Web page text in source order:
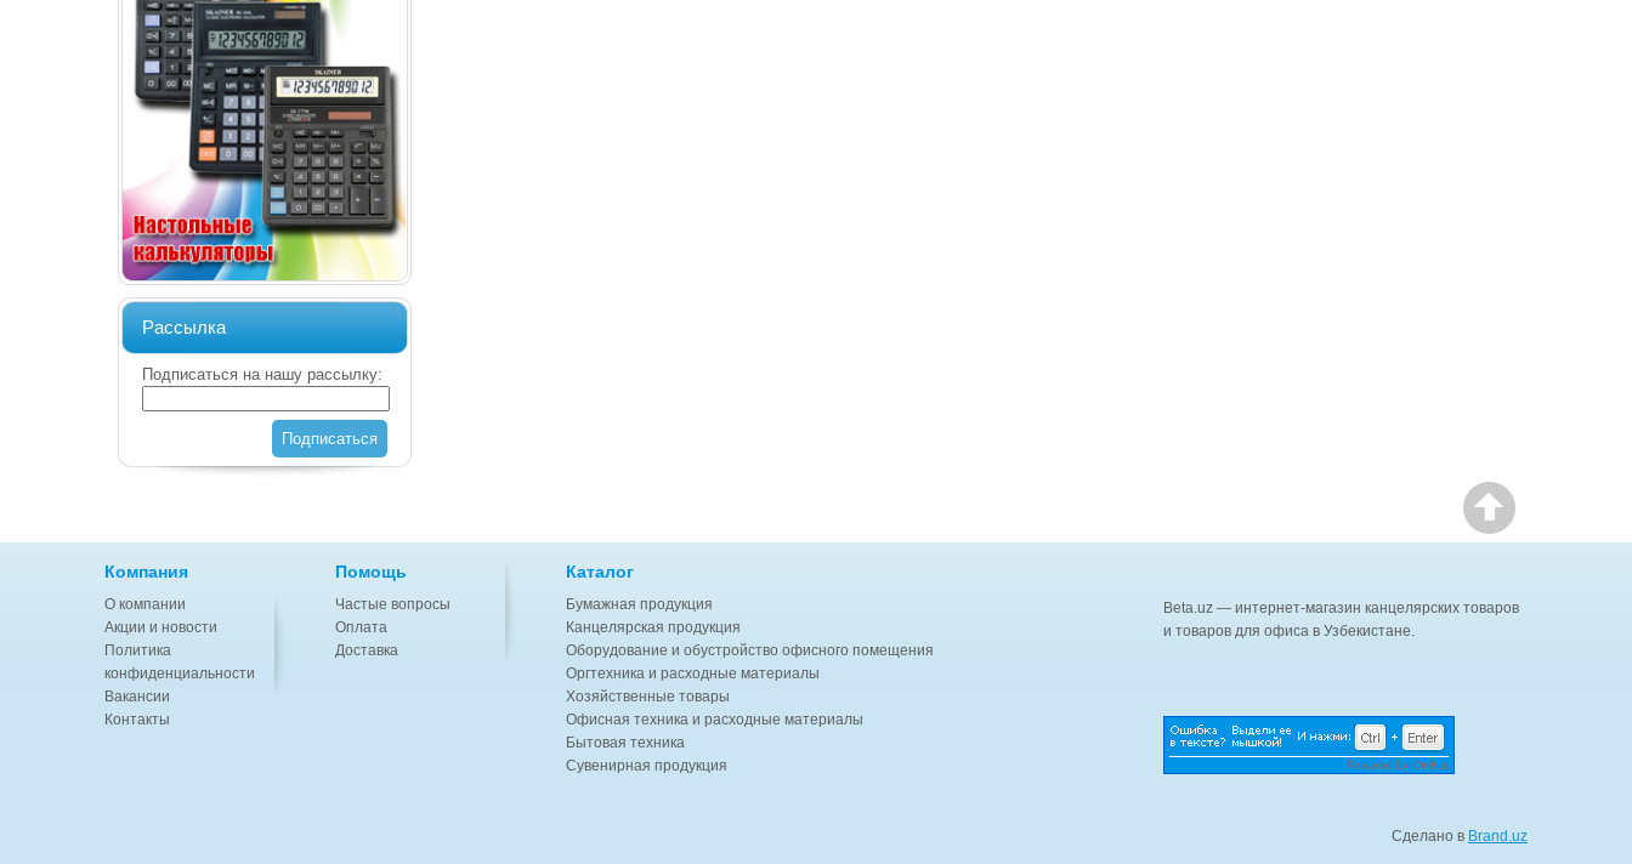
Рассылка
Подписаться на нашу рассылку:
Подписаться
Компания
О компании
Акции и новости
Политика
конфиденциальности
Вакансии
Контакты
Помощь
Частые вопросы
Оплата
Доставка
Каталог
Бумажная продукция
Канцелярская продукция
Оборудование и обустройство офисного помещения
Оргтехника и расходные материалы
Хозяйственные товары
Офисная техника и расходные материалы
Бытовая техника
Сувенирная продукция
Beta.uz — интернет-магазин канцелярских товаров
и товаров для офиса в Узбекистане.
Сделано в Brand.uz